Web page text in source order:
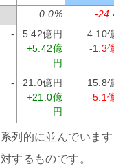
0.0% -
-
5.42億円
+5.42億
円
4.10
-1.3
-
21.0億円
+21.0億
円
15.8
-5.1
列的に並んでいま
するものです。